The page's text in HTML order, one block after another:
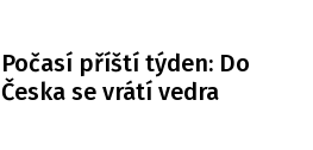
Počasí příští týden: Do
Česka se vrátí vedra